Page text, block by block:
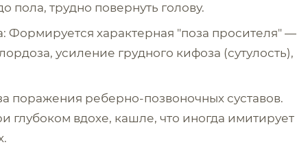
пола, трудно повернуть голову.
характерная "поза просителя" —
усиление грудного кифоза (сутулость),
поражения реберно-позвоночных суставов.
глубоком вдохе, кашле, что иногда имитирует